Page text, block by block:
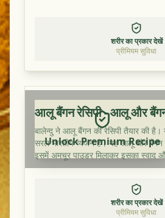
शरीर का प्रकार देखें
प्रीमियम सुविधा
Unlock Premium Recipe
आलू बैंगन रेसिपी - आलू और
बालेन्दु ने आलू बैंगन की रेसिपी तैयार की है।
सरल भारतीय व्यंजन है। यह आलू और
इसमें अमचूर पाउडर मिलाकर इसका स्वाद
है।
शरीर का प्रकार देखें
प्रीमियम सुविधा